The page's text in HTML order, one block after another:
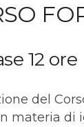
12 ore
del
materia di